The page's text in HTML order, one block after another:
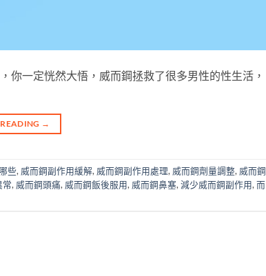
你一定恍然大悟，威而鋼拯救了很多男性的性生活，
→
些, 威而鋼副作用緩解, 威而鋼副作用處理, 威而鋼劑量調整, 威而鋼
常, 威而鋼頭痛, 威而鋼飯後服用, 威而鋼鼻塞,減少威而鋼副作用,而